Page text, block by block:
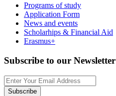
Programs of study
Application Form
News and events
Scholarhips & Financial Aid
Erasmus+
Subscribe to our Newsletter